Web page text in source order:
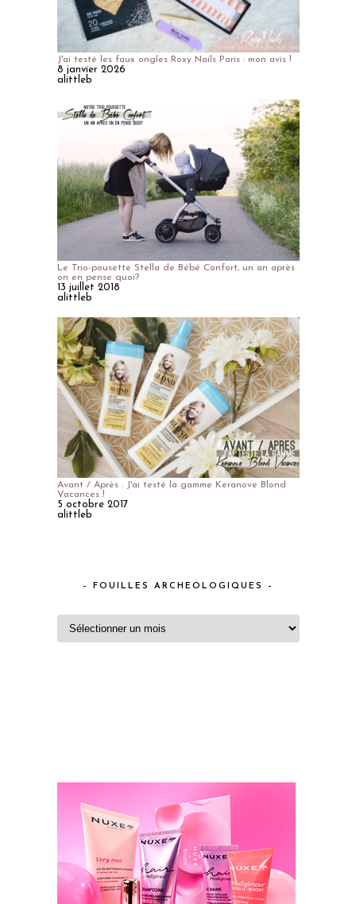
J'ai testé les faux ongles Roxy Nails Paris : mon avis !
8 janvier 2026
alittleb
Le Trio-pousette Stella de Bébé Confort, un an après
on en pense quoi?
13 juillet 2018
alittleb
Avant / Après : J'ai testé la gamme Keranove Blond
Vacances !
5 octobre 2017
alittleb
– FOUILLES ARCHEOLOGIQUES –